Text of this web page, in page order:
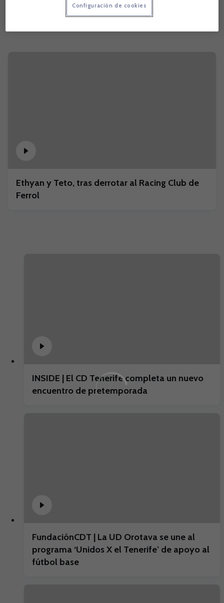
Ethyan y Teto, tras derrotar al Racing Club de
Ferrol
INSIDE | El CD Tenerife completa un nuevo
encuentro de pretemporada
FundaciónCDT | La UD Orotava se une al
programa ‘Unidos X el Tenerife’ de apoyo al
fútbol base
Configuración de cookies